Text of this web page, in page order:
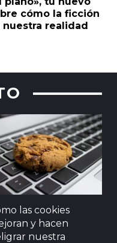
cómo la ficción
realidad
las cookies
y hacen
nuestra